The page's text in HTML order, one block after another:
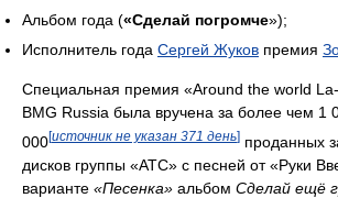
Альбом года («Сделай погромче»);
Исполнитель года Сергей Жуков премия
Специальная премия «Around the world
BMG Russia была вручена за более чем 1
000[источник не указан 371 день] проданных
дисков группы «АТС» с песней от «Руки
варианте «Песенка» альбом Сделай ещё